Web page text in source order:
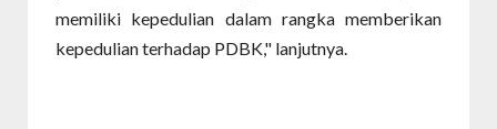
memiliki kepedulian dalam rangka memberikan
kepedulian terhadap PDBK," lanjutnya.